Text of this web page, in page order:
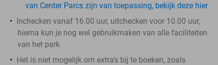
van Center Parcs zijn van toepassing, bekijk deze hier
Inchecken vanaf 16.00 uur, uitchecken voor 10.00 uur,
hierna kun je nog wel gebruikmaken van alle faciliteiten
van het park
Het is niet mogelijk om extra's bij te boeken, zoals